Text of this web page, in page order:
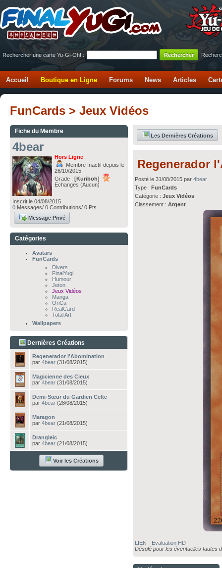
Rechercher une carte Yu-Gi-Oh! :
Accueil Boutique en Ligne Forums News Articles
FunCards > Jeux Vidéos
Fiche du Membre
4bear
Hors Ligne
Membre Inactif depuis le
26/10/2015
Grade : [Kuriboh]
Echanges (Aucun)
Inscrit le 04/08/2015
0 Messages/ 0 Contributions/ 0 Pts
Message Privé
Catégories
Avatars
FunCards
Divers
FinalYugi
Humour
Jeton
Jeux Vidéos
Manga
OriCa
RealCard
Total Art
Wallpapers
Dernières Créations
Regenerador l'Abomination
par 4bear (31/08/2015)
Magicienne des Cieux
par 4bear (31/08/2015)
Demi-Sœur du Gardien Celte
par 4bear (28/08/2015)
Maragon
par 4bear (21/08/2015)
Drangleic
par 4bear (21/08/2015)
Voir les Créations
Les Dernières Créations
Regenerador
Posté le 31/08/2015 par4bear
Type :FunCards
Catégorie :Jeux Vidéos
Classement :Argent
LIEN - Evaluation HD
Désolé pour les éventuelles fautes